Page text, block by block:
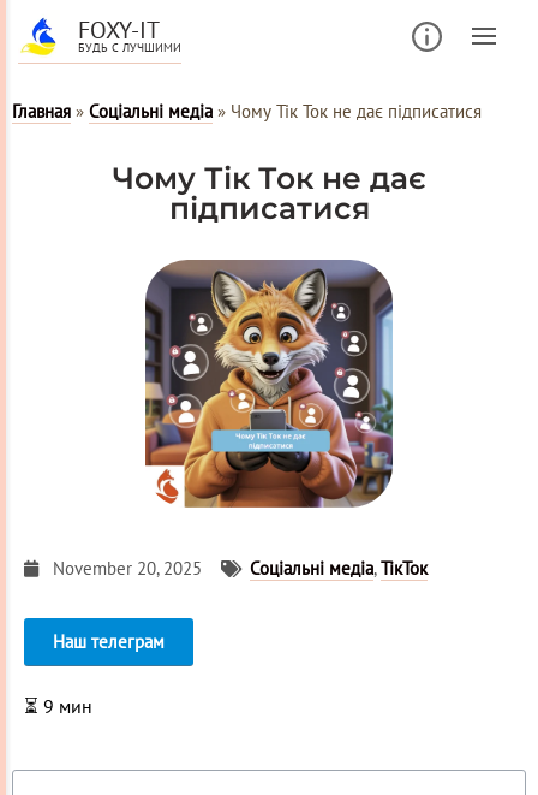
FOXY-IT
БУДЬ С ЛУЧШИМИ
Главная » Соціальні медіа » Чому Тік Ток не дає підписатися
Чому Тік Ток не дає
підписатися
November 20, 2025 Соціальні медіа,ТікТок
Наш телеграм
⏳ 9 мин